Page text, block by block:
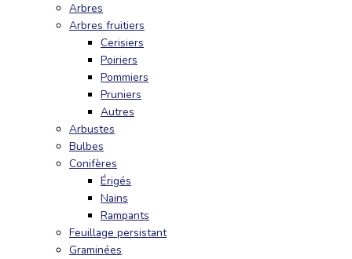
Arbres
Arbres fruitiers
Cerisiers
Poiriers
Pommiers
Pruniers
Autres
Arbustes
Bulbes
Conifères
Érigés
Nains
Rampants
Feuillage persistant
Graminées